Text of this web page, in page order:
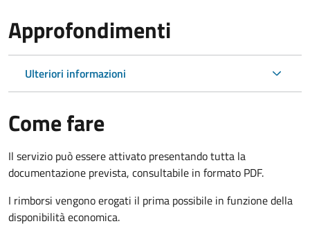
Approfondimenti
Ulteriori informazioni
Come fare
Il servizio può essere attivato presentando tutta la
documentazione prevista, consultabile in formato PDF.
I rimborsi vengono erogati il prima possibile in funzione della
disponibilità economica.